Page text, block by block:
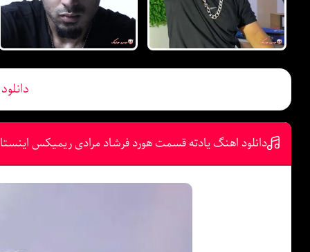
دانلود اهنگ یادته قسمت هورد فرشاد مرادی ریمیکس اینستا